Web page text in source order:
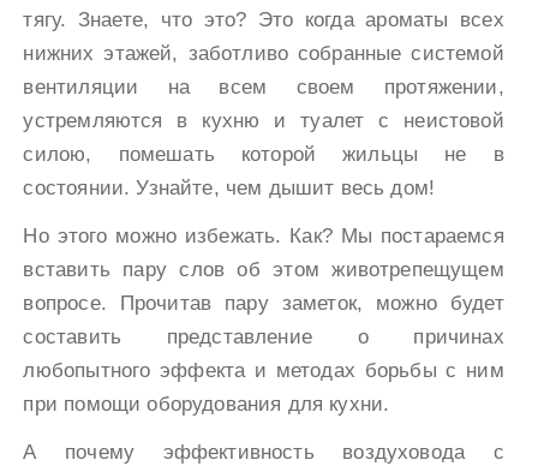
тягу. Знаете, что это? Это когда ароматы всех
нижних этажей, заботливо собранные системой
вентиляции на всем своем протяжении,
устремляются в кухню и туалет с неистовой
силою, помешать которой жильцы не в
состоянии. Узнайте, чем дышит весь дом!
Но этого можно избежать. Как? Мы постараемся
вставить пару слов об этом животрепещущем
вопросе. Прочитав пару заметок, можно будет
составить представление о причинах
любопытного эффекта и методах борьбы с ним
при помощи оборудования для кухни.
А почему эффективность воздуховода с